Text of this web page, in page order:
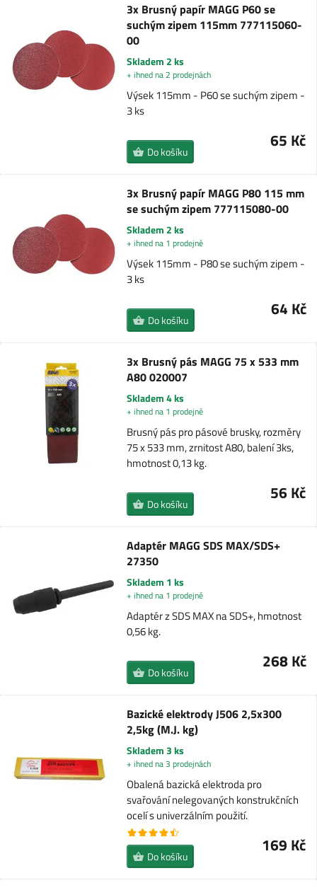
3x Brusný papír MAGG P60 se
suchým zipem 115mm 777115060-
00
Skladem 2 ks
+ ihned na 2 prodejnách
Výsek 115mm - P60 se suchým zipem -
3 ks
65 Kč
Do košíku
3x Brusný papír MAGG P80 115 mm
se suchým zipem 777115080-00
Skladem 2 ks
+ ihned na 1 prodejně
Výsek 115mm - P80 se suchým zipem -
3 ks
64 Kč
Do košíku
3x Brusný pás MAGG 75 x 533 mm
A80 020007
Skladem 4 ks
+ ihned na 1 prodejně
Brusný pás pro pásové brusky, rozměry
75 x 533 mm, zrnitost A80, balení 3ks,
hmotnost 0,13 kg.
56 Kč
Do košíku
Adaptér MAGG SDS MAX/SDS+
27350
Skladem 1 ks
+ ihned na 1 prodejně
Adaptér z SDS MAX na SDS+, hmotnost
0,56 kg.
268 Kč
Do košíku
Bazické elektrody J506 2,5x300
2,5kg (M.J. kg)
Skladem 3 ks
+ ihned na 3 prodejnách
Obalená bazická elektroda pro
svařování nelegovaných konstrukčních
ocelí s univerzálním použití.
169 Kč
Do košíku